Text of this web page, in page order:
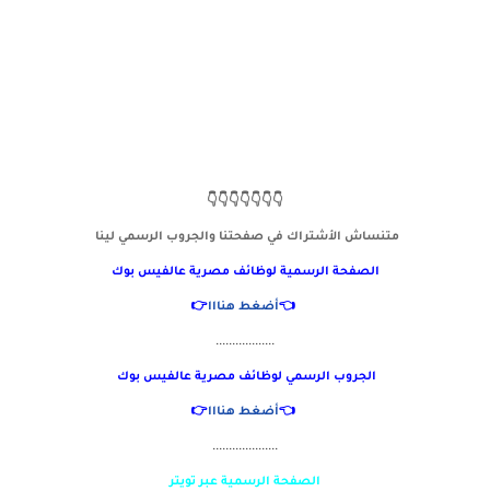
👇👇👇👇👇👇👇
متنساش الأشتراك في صفحتنا والجروب الرسمي لينا
الصفحة الرسمية لوظائف مصرية عالفيس بوك
👈أضغط هنااا👉
..................
الجروب الرسمي لوظائف مصرية عالفيس بوك
👈أضغط هنااا👉
....................
الصفحة الرسمية عبر تويتر